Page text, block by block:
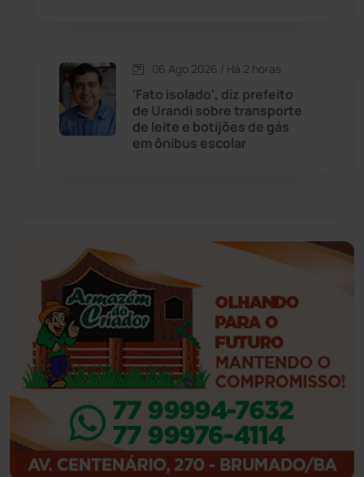
Esportes
Eventos
Feira da Mata
(3492)
Ibiassucê
Ibicoara
Ibipitanga (116)
Ibitiara
Igaporã (218)
06 Ago 2026 / Há 2 horas
'Fato isolado', diz prefeito
de Urandi sobre transporte
de leite e botijões de gás
em ônibus escolar